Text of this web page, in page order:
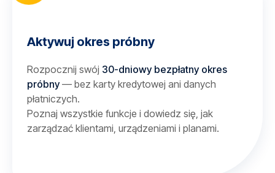
Aktywuj okres próbny
Rozpocznij swój 30-dniowy bezpłatny okres
próbny— bez karty kredytowej ani danych
płatniczych.
Poznaj wszystkie funkcje i dowiedz się, jak
zarządzać klientami, urządzeniami i planami.